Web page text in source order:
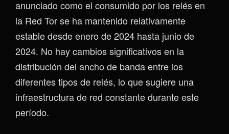
anunciado como el consumido por los relés en
la Red Tor se ha mantenido relativamente
estable desde enero de 2024 hasta junio de
2024. No hay cambios significativos en la
distribución del ancho de banda entre los
diferentes tipos de relés, lo que sugiere una
infraestructura de red constante durante este
período.